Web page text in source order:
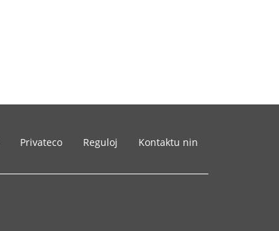
Privateco Reguloj Kontaktu nin